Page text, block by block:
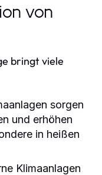
von
bringt viele
sorgen
und erhöhen
in heißen
Klimaanlagen